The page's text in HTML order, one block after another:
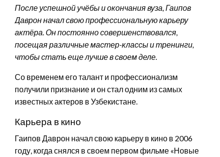
После успешной учёбы и окончания вуза, Гаипов
Даврон начал свою профессиональную карьеру
актёра. Он постоянно совершенствовался,
посещая различные мастер-классы и тренинги,
чтобы стать еще лучше в своем деле.
Со временем его талант и профессионализм
получили признание и он стал одним из самых
известных актеров в Узбекистане.
Карьера в кино
Гаипов Даврон начал свою карьеру в кино в 2006
году, когда снялся в своем первом фильме «Новые